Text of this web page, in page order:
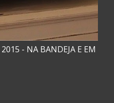
- NA BANDEJA E EM